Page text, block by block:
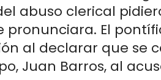
abuso clerical
pronunciara. El
al declarar que se
Juan Barros, al